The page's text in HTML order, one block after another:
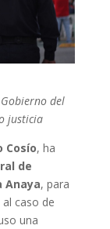
del
justicia
Cosío, ha
de
Anaya, para
caso de
una